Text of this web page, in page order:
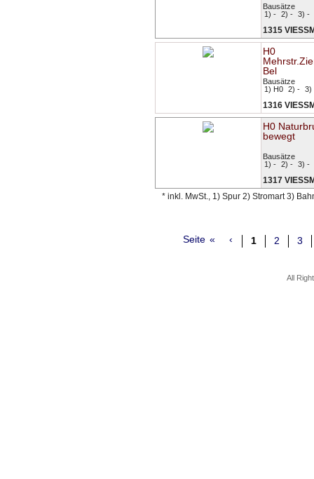
Bausätze
1) - 2) - 3) -
1315
H0
Bel
Bausätze
1) H0 2) - 3)
1316
H0
bewegt
Bausätze
1) - 2) - 3) -
1317
* inkl. MwSt., 1) Spur 2) Stromart 3)
Seite « ‹ 1 2 3
All